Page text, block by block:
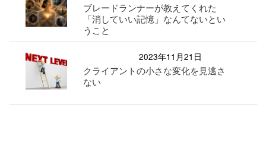
ブレードランナーが教えてくれた
「消していい記憶」なんてないとい
うこと
2023年11月21日
クライアントの小さな変化を見逃さ
ない